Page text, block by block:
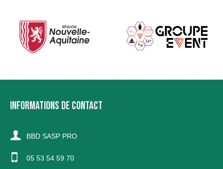
INFORMATIONS DE CONTACT
BBD SASP PRO
05 53 54 59 70